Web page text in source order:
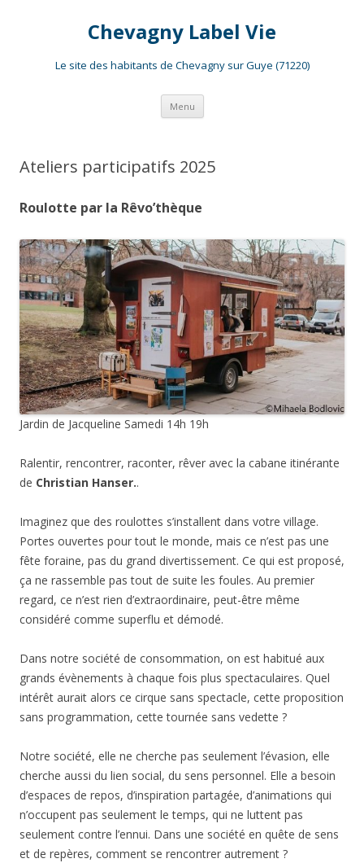
Chevagny Label Vie
Le site des habitants de Chevagny sur Guye (71220)
Menu Aller
contenu
Ateliers participatifs 2025
Roulotte par la Rêvo’thèque
Jardin de Jacqueline Samedi 14h 19h
Ralentir, rencontrer, raconter, rêver avec la cabane itinérante
de Christian Hanser..
Imaginez que des roulottes s’installent dans votre village.
Portes ouvertes pour tout le monde, mais ce n’est pas une
fête foraine, pas du grand divertissement. Ce qui est proposé,
ça ne rassemble pas tout de suite les foules. Au premier
regard, ce n’est rien d’extraordinaire, peut-être même
considéré comme superflu et démodé.
Dans notre société de consommation, on est habitué aux
grands évènements à chaque fois plus spectaculaires. Quel
intérêt aurait alors ce cirque sans spectacle, cette proposition
sans programmation, cette tournée sans vedette ?
Notre société, elle ne cherche pas seulement l’évasion, elle
cherche aussi du lien social, du sens personnel. Elle a besoin
d’espaces de repos, d’inspiration partagée, d’animations qui
n’occupent pas seulement le temps, qui ne luttent pas
seulement contre l’ennui. Dans une société en quête de sens
et de repères, comment se rencontrer autrement ?